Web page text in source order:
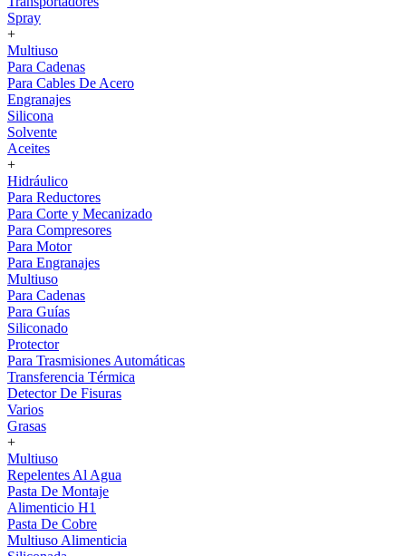
Spray
+
Multiuso
Para Cadenas
Para Cables De Acero
Engranajes
Silicona
Solvente
Aceites
+
Hidráulico
Para Reductores
Para Corte y Mecanizado
Para Compresores
Para Motor
Para Engranajes
Multiuso
Para Cadenas
Para Guías
Siliconado
Protector
Para Trasmisiones Automáticas
Transferencia Térmica
Detector De Fisuras
Varios
Grasas
+
Multiuso
Repelentes Al Agua
Pasta De Montaje
Alimenticio H1
Pasta De Cobre
Multiuso Alimenticia